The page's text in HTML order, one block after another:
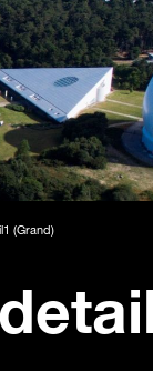
(Grand)